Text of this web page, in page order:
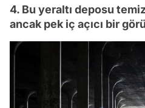
4. Bu yeraltı deposu
ancak pek iç açıcı bir